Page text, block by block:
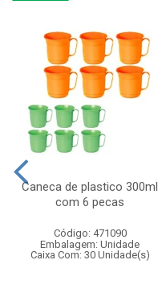
Caneca de plastico 300ml
com 6 pecas
Código: 471090
Embalagem: Unidade
Caixa Com: 30 Unidade(s)